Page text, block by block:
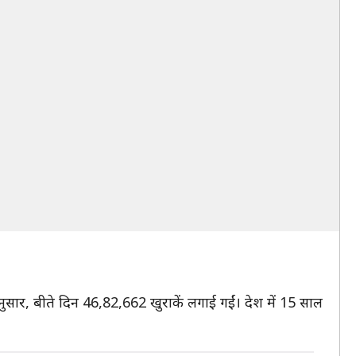
बीते दिन 46,82,662 खुराकें लगाई गईं। देश में 15 साल